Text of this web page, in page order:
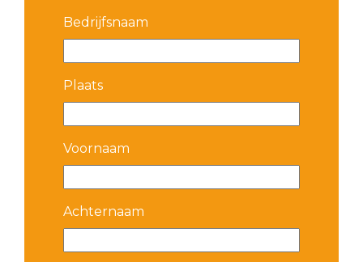
Bedrijfsnaam
Plaats
Voornaam
Achternaam